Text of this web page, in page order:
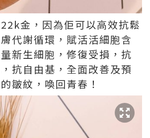
金，因為佢可以高效抗鬆
代謝循環，賦活活細胞含
新生細胞，修復受損，抗
抗自由基，全面改善及預
皺紋，喚回青春！